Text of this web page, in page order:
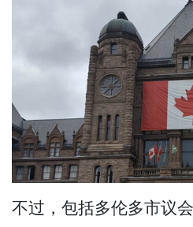
不过，包括多伦多市议